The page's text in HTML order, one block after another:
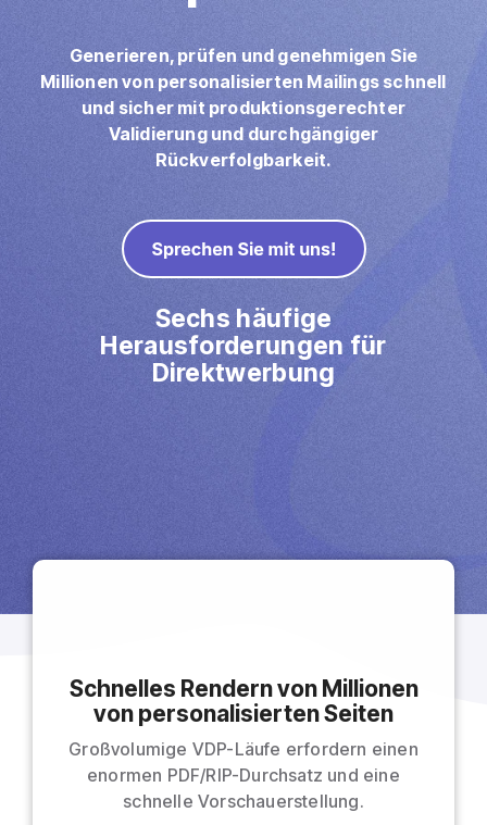
PDFLight (Kostenloses PDF-Komprimierungstool)
Generieren, prüfen und genehmigen Sie
Millionen von personalisierten Mailings schnell
und sicher mit produktionsgerechter
Validierung und durchgängiger
Rückverfolgbarkeit.
Sechs häufige
Herausforderungen für
Direktwerbung
Schnelles Rendern von Millionen
von personalisierten Seiten
Großvolumige VDP-Läufe erfordern einen
enormen PDF/RIP-Durchsatz und eine
schnelle Vorschauerstellung.